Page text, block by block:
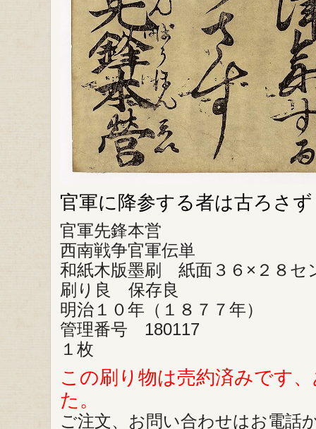
官軍に降参する者は古ろさ
官軍先鋒本営
西南戦争官軍伝単
和紙木版墨刷 紙面３６×２８
刷り良 保存良
明治１０年（１８７７年）
管理番号 180117
１枚
この刷り物は売約済みです
た。
ご注文、お問い合わせはお電話